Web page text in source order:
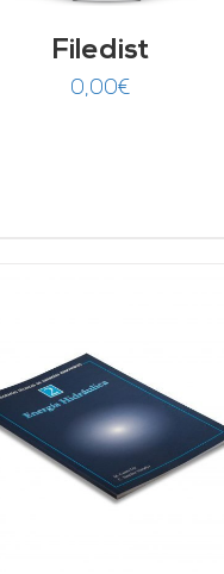
Filedist
0,00€
AÑADIR AL CARRITO
DETALLES